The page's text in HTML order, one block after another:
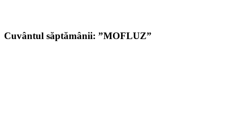
Cuvântul săptămânii: ”MOFLUZ”